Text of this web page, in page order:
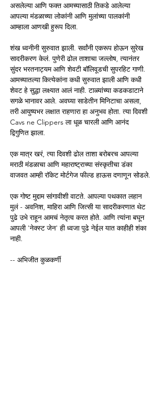
असलेल्या आणि फक्त आमच्यासाठी तिकडे आलेल्या
आपल्या मंडळाच्या लोकांनी आणि मुलांच्या पालकांनी
आम्हाला आणखी हुरूप दिला.
शंख ध्वनीनी सुरुवात झाली. सर्वांनी एकरूप होऊन सुरेख
सादरीकरण केलं. पुणेरी ढोल ताशाचा जल्लोष, त्यानंतर
सुंदर भरतनाट्यम आणि शेवटी बॉलिवूडची सुपरहिट गाणी.
आमच्यातल्या कित्येकांना कधी सुरुवात झाली आणि कधी
शेवट हे सुद्धा लक्ष्यात आलं नाही. टाळ्यांच्या कडकडाटाने
सगळे भानावर आले. अवघ्या साडेतीन मिनिटाचा असला,
तरी आयुष्यभर लक्षात राहणारा हा अनुभव होता. त्या दिवशी
Cavs ne Clippers ला धूळ चारली आणि आनंद
द्विगुणित झाला.
एक मात्र खरं, त्या दिवशी ढोल ताशा बरोबरच आपल्या
मराठी मंडळाचा आणि महाराष्ट्राच्या संस्कृतीचा डंका
वाजवत आम्ही रॉकेट मोर्टगेज फील्ड हाऊस दणाणून सोडले.
एक गोष्ट मुद्दाम सांगावीशी वाटते. आपल्या पथकात लहान
मुलं - अवनिश, माहिरा आणि जित्सी या सादरीकरणात थेट
पुढे उभे राहून आमचं नेतृत्व करत होते. आणि त्यांना बघून
आपली 'नेक्स्ट जेन' ही ध्वजा पुढे नेईल यात काहीही शंका
नाही.
-- अभिजीत कुळकर्णी